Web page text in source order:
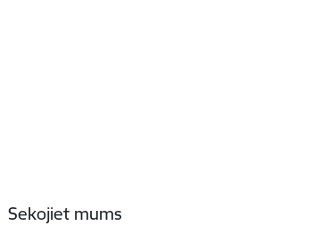
Sekojiet mums